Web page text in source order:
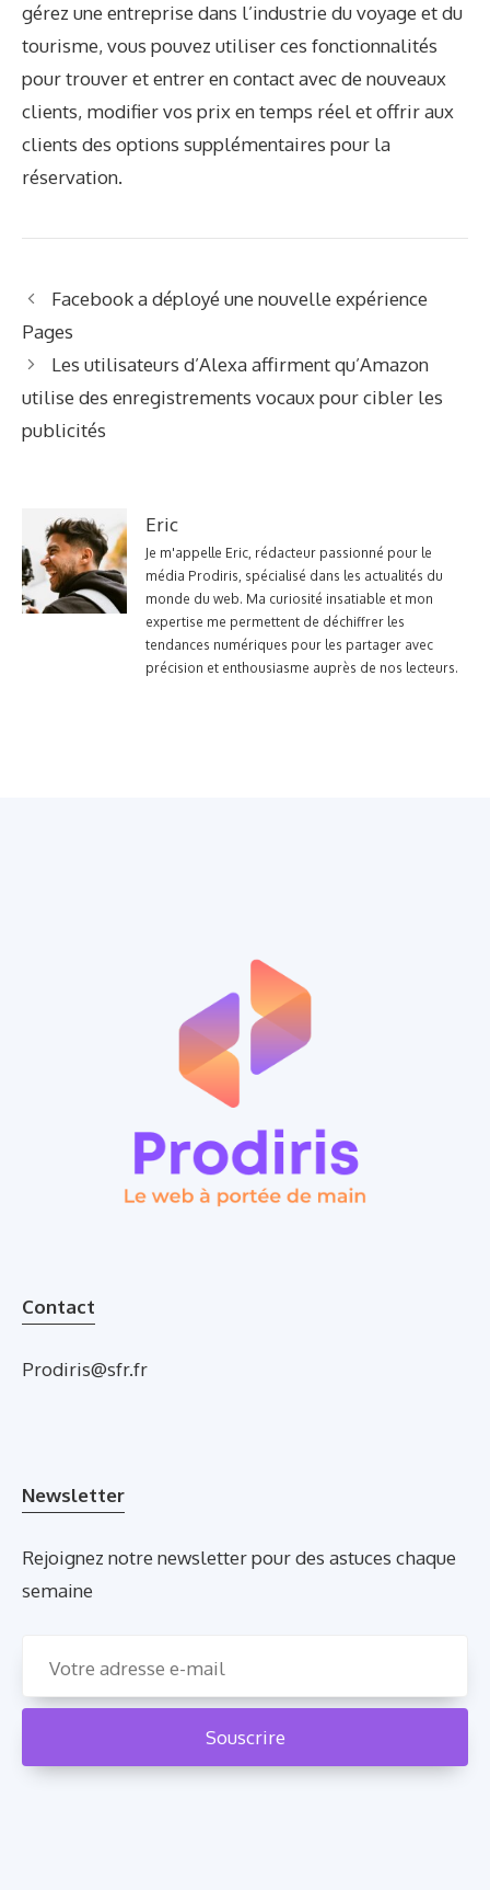
gérez une entreprise dans l’industrie du voyage et du
tourisme, vous pouvez utiliser ces fonctionnalités
pour trouver et entrer en contact avec de nouveaux
clients, modifier vos prix en temps réel et offrir aux
clients des options supplémentaires pour la
réservation.
Facebook a déployé une nouvelle expérience
Pages
Les utilisateurs d’Alexa affirment qu’Amazon
utilise des enregistrements vocaux pour cibler les
publicités
Eric
Je m'appelle Eric, rédacteur passionné pour le
média Prodiris, spécialisé dans les actualités du
monde du web. Ma curiosité insatiable et mon
expertise me permettent de déchiffrer les
tendances numériques pour les partager avec
précision et enthousiasme auprès de nos lecteurs.
Contact
Prodiris@sfr.fr
Newsletter
Rejoignez notre newsletter pour des astuces chaque
semaine